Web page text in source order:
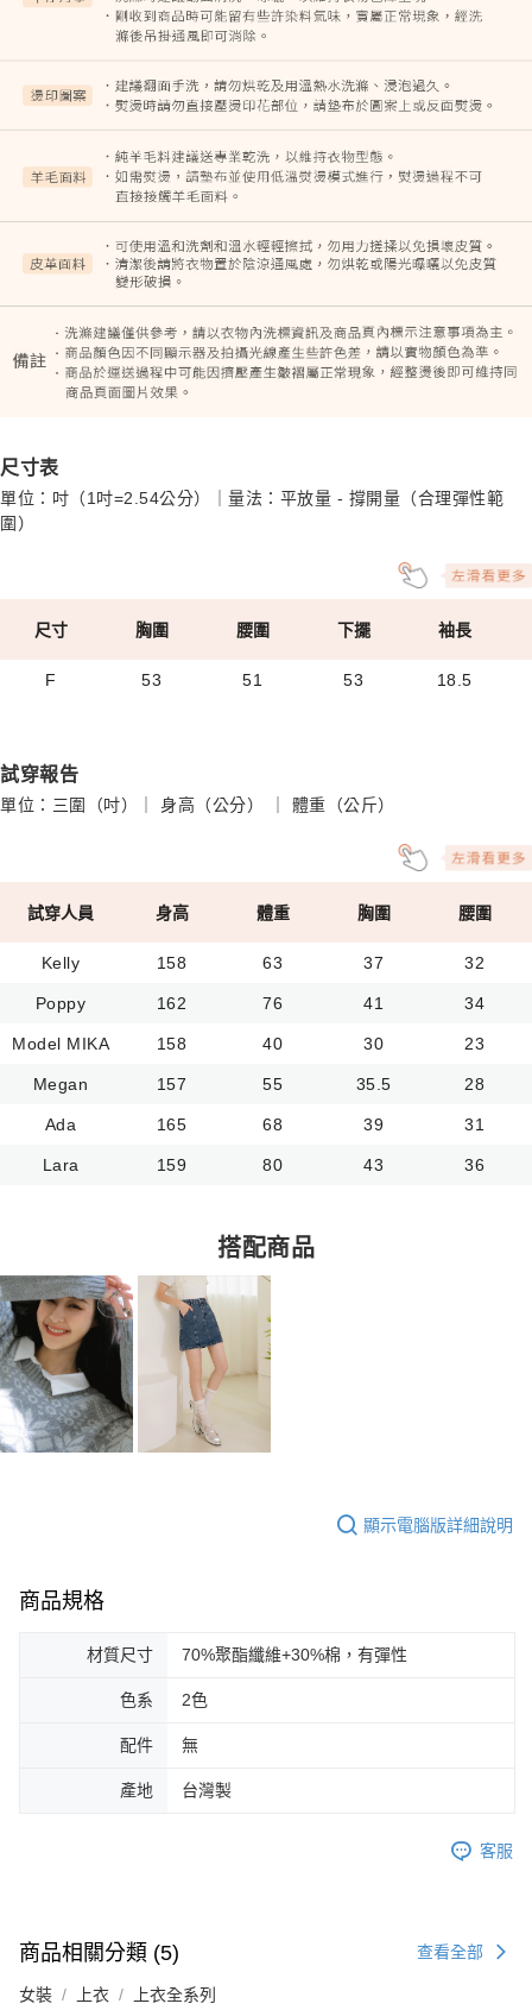
尺寸表
單位：吋（1吋=2.54公分）｜量法：平放量 - 撐開量（合理彈性範
圍）
尺寸 胸圍 腰圍 下擺 袖長
F 53 51 53 18.5
試穿報告
單位：三圍（吋）｜ 身高（公分） ｜ 體重（公斤）
試穿人員 身高 體重 胸圍 腰圍
Kelly 158 63 37 32
Poppy 162 76 41 34
Model MIKA 158 40 30 23
Megan 157 55 35.5 28
Ada 165 68 39 31
Lara 159 80 43 36
搭配商品
顯示電腦版詳細說明
商品規格
材質尺寸 70%聚酯纖維+30%棉，有彈性
色系 2色
配件 無
產地 台灣製
客服
商品相關分類 (5) 查看全部
女裝 上衣 上衣全系列